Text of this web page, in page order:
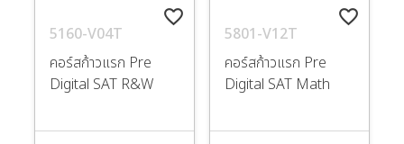
favorite_border
5160-V04T
คอร์สก้าวแรก Pre
Digital SAT R&W
favorite_border
5801-V12T
คอร์สก้าวแรก Pre
Digital SAT Math